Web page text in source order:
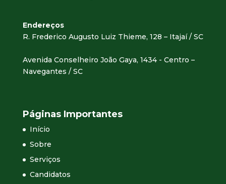
Endereços
R. Frederico Augusto Luiz Thieme, 128 – Itajaí / SC
Avenida Conselheiro João Gaya, 1434 - Centro –
Navegantes / SC
Páginas Importantes
Início
Sobre
Serviços
Candidatos